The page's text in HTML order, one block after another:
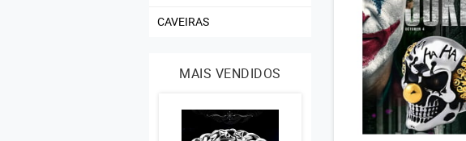
CAVEIRAS
MAIS VENDIDOS